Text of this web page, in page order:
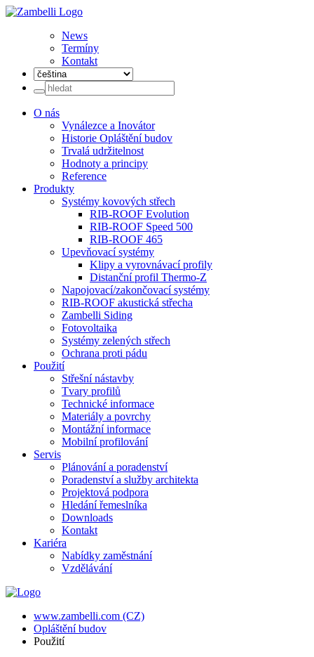
News
Termíny
Kontakt
O nás
Vynálezce a Inovátor
Historie Opláštění budov
Trvalá udržitelnost
Hodnoty a principy
Reference
Produkty
Systémy kovových střech
RIB-ROOF Evolution
RIB-ROOF Speed 500
RIB-ROOF 465
Upevňovací systémy
Klipy a vyrovnávací profily
Distanční profil Thermo-Z
Napojovací/zakončovací systémy
RIB-ROOF akustická střecha
Zambelli Siding
Fotovoltaika
Systémy zelených střech
Ochrana proti pádu
Použití
Střešní nástavby
Tvary profilů
Technické informace
Materiály a povrchy
Montážní informace
Mobilní profilování
Servis
Plánování a poradenství
Poradenství a služby architekta
Projektová podpora
Hledání řemeslníka
Downloads
Kontakt
Kariéra
Nabídky zaměstnání
Vzdělávání
www.zambelli.com (CZ)
Opláštění budov
Použití